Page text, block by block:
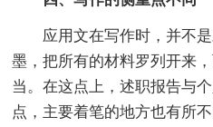
应用文在写作时，并不是
墨，把所有的材料罗列开来
当。在这点上，述职报告与
点，主要着笔的地方也有所